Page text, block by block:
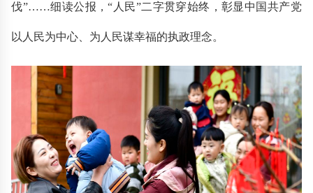
伐”……细读公报，“人民”二字贯穿始终，彰显中国共产党
以人民为中心、为人民谋幸福的执政理念。